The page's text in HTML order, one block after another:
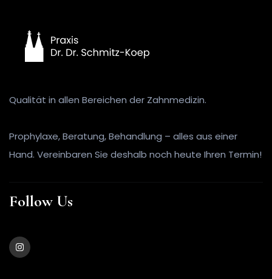
Qualität in allen Bereichen der Zahnmedizin.
Prophylaxe, Beratung, Behandlung – alles aus einer
Hand. Vereinbaren Sie deshalb noch heute Ihren Termin!
Follow Us